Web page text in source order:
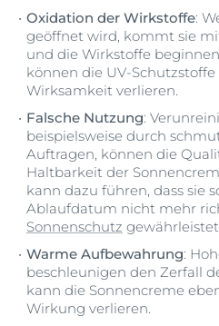
Oxidation der Wirkstoffe:
geöffnet wird, kommt sie
und die Wirkstoffe
können die UV-
Wirksamkeit verlieren.
Falsche Nutzung:
beispielsweise durch
Auftragen, können die
Haltbarkeit der
kann dazu führen, dass sie
Ablaufdatum nicht mehr
Sonnenschutz
Warme Aufbewahrung:
beschleunigen den Zerfall
kann die Sonnencreme
Wirkung verlieren.